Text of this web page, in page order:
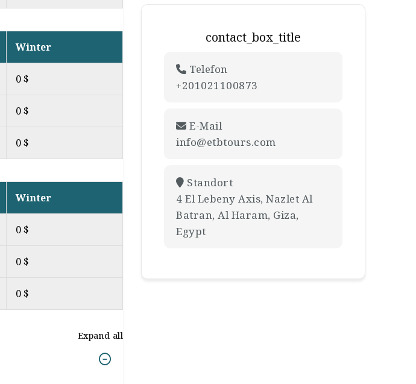
Winter
0 $
0 $
0 $
Winter
0 $
0 $
0 $
Expand all
contact_box_title
Telefon
+201021100873
E-Mail
info@etbtours.com
Standort
4 El Lebeny Axis, Nazlet Al
Batran, Al Haram, Giza,
Egypt